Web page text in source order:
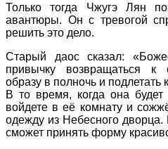
Только тогда Чжугэ Лян
авантюры. Он с тревогой
решить это дело.
Старый даос сказал:
привычку возвращаться к
образу в полночь и
В то время, когда она
войдете в её комнату и
одежду из Небесного
сможет принять форму